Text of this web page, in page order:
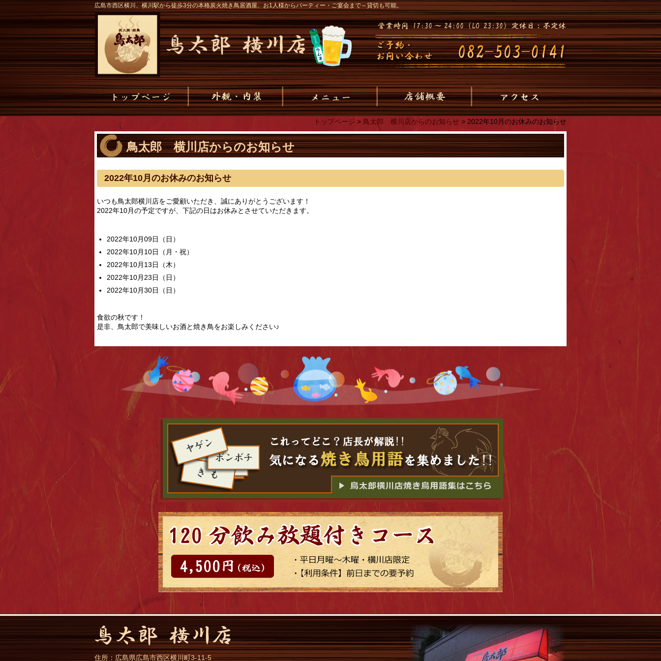
広島市西区横川、横川駅から徒歩3分の本格炭火焼き鳥居酒屋、お1人様からパーティー・ご宴会まで～貸切も可能。
トップページ > 鳥太郎 横川店からのお知らせ > 2022年10月のお休みのお知らせ
鳥太郎 横川店からのお知らせ
2022年10月のお休みのお知らせ
いつも鳥太郎横川店をご愛顧いただき、誠にありがとうございます！
2022年10月の予定ですが、下記の日はお休みとさせていただきます。
2022年10月09日（日）
2022年10月10日（月・祝）
2022年10月13日（木）
2022年10月23日（日）
2022年10月30日（日）
食欲の秋です！
是非、鳥太郎で美味しいお酒と焼き鳥をお楽しみください♪
住所：広島県広島市西区横川町3-11-5